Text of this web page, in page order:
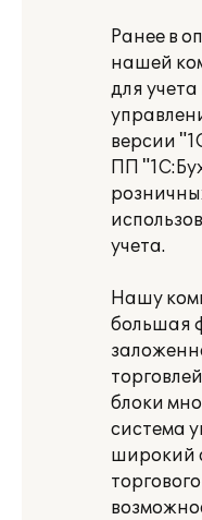
Ранее в
нашей
для
версии
ПП
учета.
Нашу
большая
блоки
система
широкий